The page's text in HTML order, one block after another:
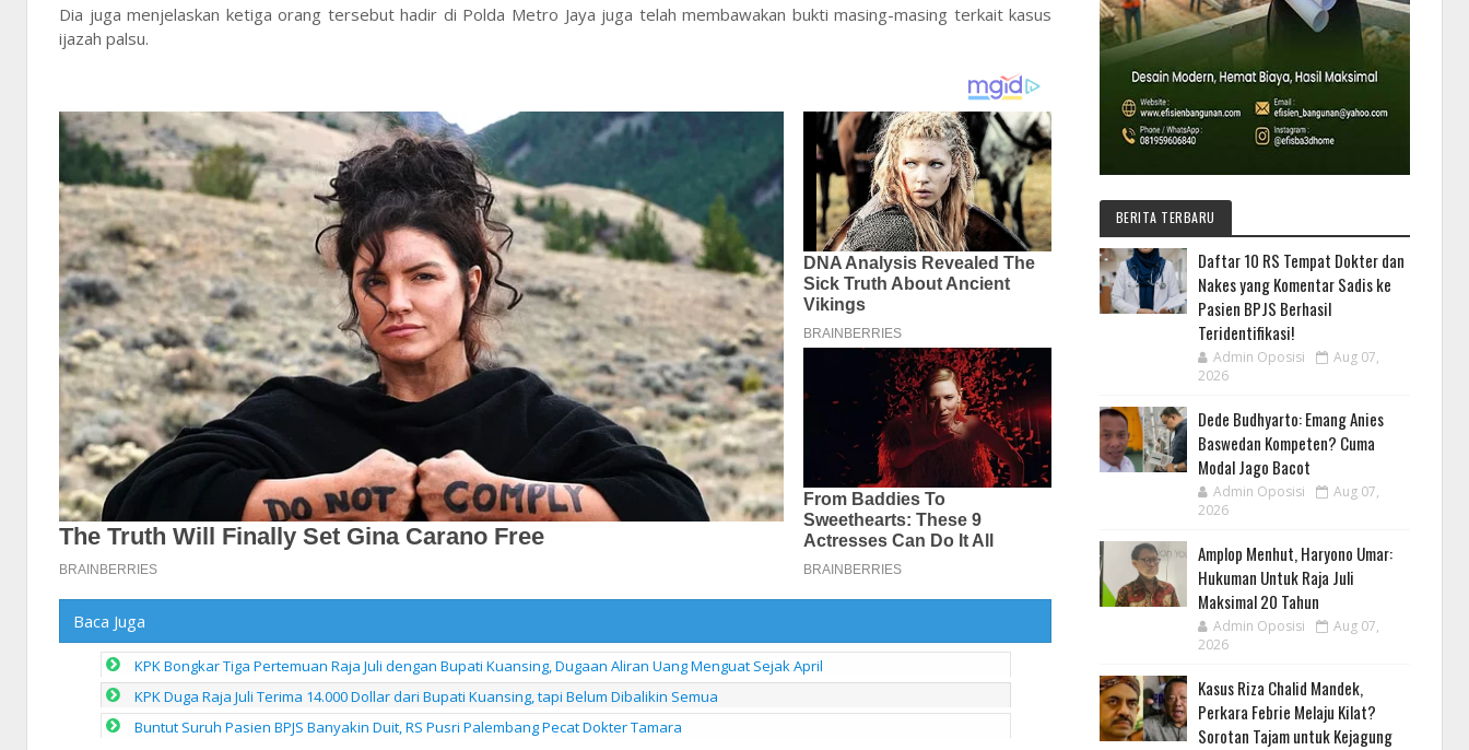
Dia juga menjelaskan ketiga orang tersebut hadir di Polda Metro Jaya juga telah membawakan bukti masing-masing terkait kasus
ijazah palsu.
Baca Juga
KPK Bongkar Tiga Pertemuan Raja Juli dengan Bupati Kuansing, Dugaan Aliran Uang Menguat Sejak April
KPK Duga Raja Juli Terima 14.000 Dollar dari Bupati Kuansing, tapi Belum Dibalikin Semua
Buntut Suruh Pasien BPJS Banyakin Duit, RS Pusri Palembang Pecat Dokter Tamara
BERITA TERBARU
Daftar 10 RS Tempat Dokter dan
Nakes yang Komentar Sadis ke
Pasien BPJS Berhasil
Teridentifikasi!
Admin Oposisi
Aug 07,
2026
Dede Budhyarto: Emang Anies
Baswedan Kompeten? Cuma
Modal Jago Bacot
Admin Oposisi
Aug 07,
2026
Amplop Menhut, Haryono Umar:
Hukuman Untuk Raja Juli
Maksimal 20 Tahun
Admin Oposisi
Aug 07,
2026
Kasus Riza Chalid Mandek,
Perkara Febrie Melaju Kilat?
Sorotan Tajam untuk Kejagung